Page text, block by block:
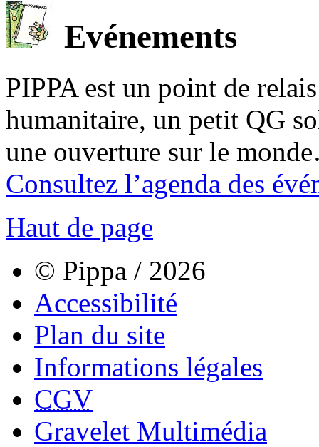
Evénements
PIPPA est un point de
humanitaire, un petit QG
une ouverture sur le
Consultez l’agenda des
Haut de page
© Pippa / 2026
Accessibilité
Plan du site
Informations légales
CGV
Gravelet Multimédia